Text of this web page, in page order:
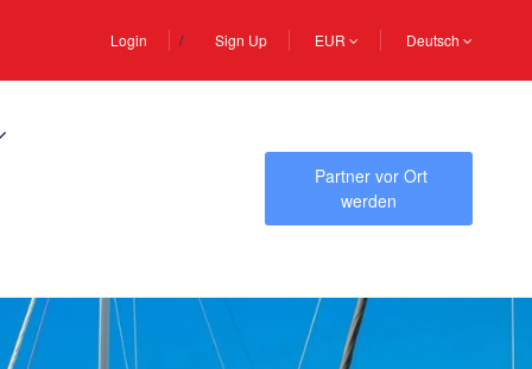
Login Sign Up EUR Deutsch
Partner vor Ort
werden